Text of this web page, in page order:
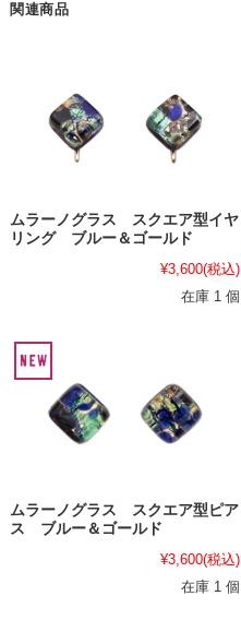
関連商品
ムラーノグラス スクエア型イヤ
リング ブルー＆ゴールド
¥3,600(税込)
在庫 1 個
ムラーノグラス スクエア型ピア
ス ブルー＆ゴールド
¥3,600(税込)
在庫 1 個